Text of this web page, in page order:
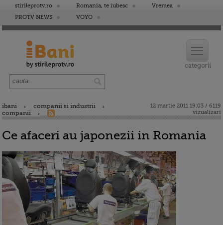
stirileprotv.ro Romania, te iubesc
Vremea
PROTV NEWS
VOYO
ibani
companii si industrii
companii
12 martie 2011 19:03 / 6119
vizualizari
Ce afaceri au japonezii in Romania